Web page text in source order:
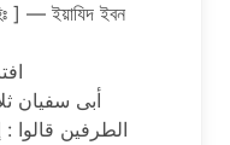
] — ইয়াযিদ ইবন
ﺃﺑﻰ ﺳﻔﻴﺎﻥ
ﺍﻟﻄﺮﻓﻴﻦ ﻗﺎﻟﻮﺍ